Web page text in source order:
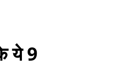
ये 9